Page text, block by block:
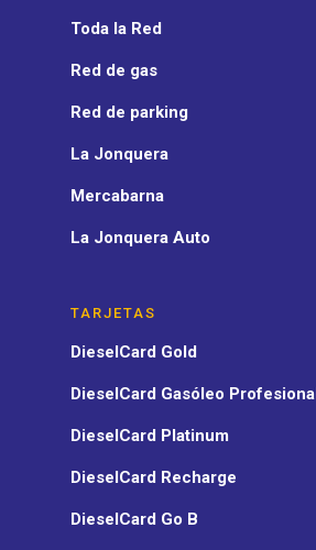
Toda la Red
Red de gas
Red de parking
La Jonquera
Mercabarna
La Jonquera Auto
TARJETAS
DieselCard Gold
DieselCard Gasóleo Profesional
DieselCard Platinum
DieselCard Recharge
DieselCard Go B